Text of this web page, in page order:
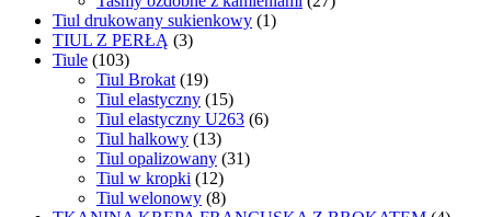
Tiul drukowany sukienkowy (1)
TIUL Z PERŁĄ (3)
Tiule (103)
Tiul Brokat (19)
Tiul elastyczny (15)
Tiul elastyczny U263 (6)
Tiul halkowy (13)
Tiul opalizowany (31)
Tiul w kropki (12)
Tiul welonowy (8)